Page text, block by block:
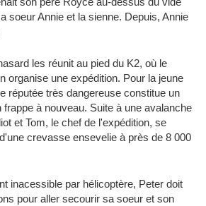
soeur Annie et la sienne. Depuis, Annie
les réunit au pied du K2, où le
organise une expédition. Pour la jeune
réputée très dangereuse constitue un
frappe à nouveau. Suite à une avalanche
et Tom, le chef de l'expédition, se
crevasse ensevelie à près de 8 000
inacessible par hélicoptère, Peter doit
pour aller secourir sa soeur et son